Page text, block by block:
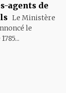
agents de
Le Ministère
le